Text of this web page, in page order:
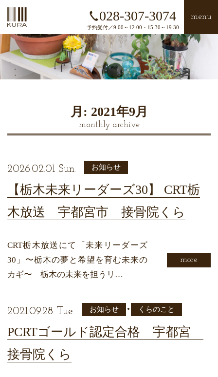
028-307-3074
予約受付／9:00～12:00・15:30～19:30
menu
月: 2021年9月
monthly archive
2026.02.01 Sun. お知らせ
【栃木未来リーダーズ30】 CRT栃
木放送 宇都宮市 接骨院くら
CRT栃木放送にて「未来リーダーズ
30」〜栃木の夢と希望を育む未来の
カギ〜 栃木の未来を担うリ…
more
2021.09.28 Tue. お知らせ • くらのこと
PCRTゴールド認定合格 宇都宮
接骨院くら